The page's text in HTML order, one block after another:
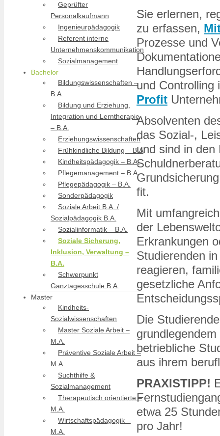
Sie erlernen,
zu erfassen,
Prozesse und
und Controlling
Profit
Absolventen
das Sozial-,
und sind in den
fit.
Mit
der
Erkrankungen
Studierenden
reagieren,
gesetzliche
Die
betriebliche
aus ihrem
PRAXISTIPP!
etwa 25
pro Jahr!
Geprüfter
Personalkaufmann
Ingenieurpädagogik
Referent interne
Unternehmenskommunikation
Sozialmanagement
Bachelor
Bildungswissenschaften –
B.A.
Bildung und Erziehung,
Integration und Lerntherapie
– B.A.
Erziehungswissenschaften
Frühkindliche Bildung – B.A
Kindheitspädagogik – B.A.
Pflegemanagement – B.A.
Pflegepädagogik – B.A.
Sonderpädagogik
Soziale Arbeit B.A. /
Sozialpädagogik B.A.
Sozialinformatik – B.A.
Soziale Sicherung,
Inklusion, Verwaltung –
B.A.
Schwerpunkt
Ganztagesschule B.A.
Master
Kindheits-
Sozialwissenschaften
Master Soziale Arbeit –
M.A.
Präventive Soziale Arbeit –
M.A.
Suchthilfe &
Sozialmanagement
Therapeutisch orientierte –
M.A.
Wirtschaftspädagogik –
M.A.